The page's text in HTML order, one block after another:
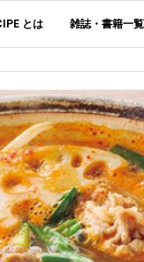
とは 雑誌・書籍一覧